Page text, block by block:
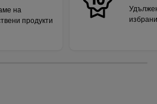
на
продукти